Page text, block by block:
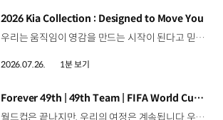
[동영상]
2026 Kia Collection : Designed to Move You
우리는 움직임이 영감을 만드는 시작이 된다고 믿습니다. 기아만의 Movement로 당신의 일상에 영감을 더해줄 2026 Kia Collection을 만나보세요. Designed to move you. Kia Collection 자세히 보기 ▶ #Kia #기아 #KiaCollection #기아컬렉션 #Designedtomoveyou #lifestyle
2026.07.26. 1분 보기
[동영상]
Forever 49th | 49th Team | FIFA World Cup 2026™
월드컵은 끝나지만, 우리의 여정은 계속됩니다.우리는 영원한 49번째 팀입니다. 자세히 보기 ▶ #Kia #InspirationConnectsUsAll #49thTeam #OMBC #FIFAWorldCup2026 유튜브 쇼츠 보기 >